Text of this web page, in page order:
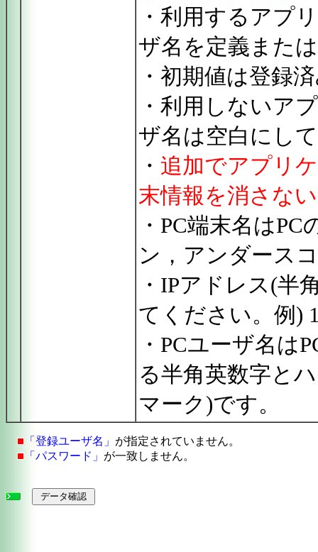
・利用するアプ
ザ名を定義また
・初期値は登録
・利用しないア
ザ名は空白にし
・ 追加でアプリ
末情報を消さな
・PC端末名は
ン，アンダース
・IPアドレス(半
てください。例)
・PCユーザ名は
る半角英数字と
マーク)です。
「登録ユーザ名」 が指定されていません。
「パスワード」 が一致しません。